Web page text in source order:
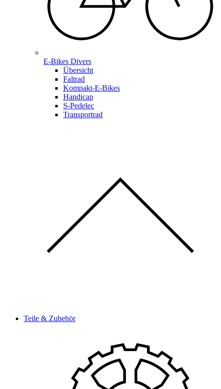
E-Bikes Divers
Übersicht
Faltrad
Kompakt-E-Bikes
Handicap
S-Pedelec
Transportrad
Teile & Zubehör